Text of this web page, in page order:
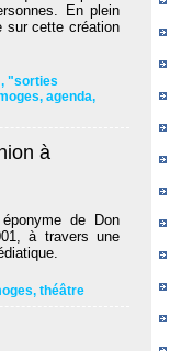
En plein
sur cette création
, "sorties
, agenda,
à
de Don
à travers une
, théâtre